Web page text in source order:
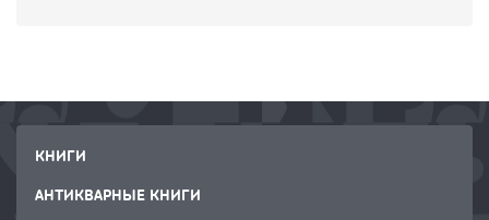
КНИГИ
АНТИКВАРНЫЕ КНИГИ